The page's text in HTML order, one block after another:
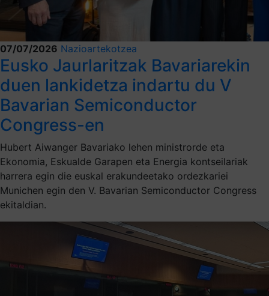
07/07/2026 Nazioartekotzea
Eusko Jaurlaritzak Bavariarekin
duen lankidetza indartu du V
Bavarian Semiconductor
Congress-en
Hubert Aiwanger Bavariako lehen ministrorde eta
Ekonomia, Eskualde Garapen eta Energia kontseilariak
harrera egin die euskal erakundeetako ordezkariei
Munichen egin den V. Bavarian Semiconductor Congress
ekitaldian.